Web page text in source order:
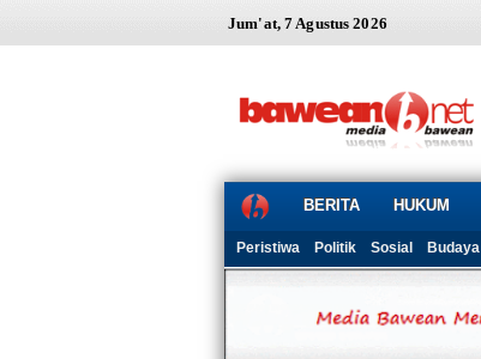
Jum'at, 7 Agustus 2026
BERITA HUKUM
Peristiwa Politik Sosial Budaya